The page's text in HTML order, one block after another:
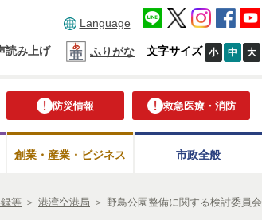
Language
読み上げ ふりがな 文字サイズ 小 中 大
防災情報 救急医療・消防
創業・産業・ビジネス 市政全般
等 ＞ 港湾空港局 ＞ 野鳥公園整備に関する検討委員会